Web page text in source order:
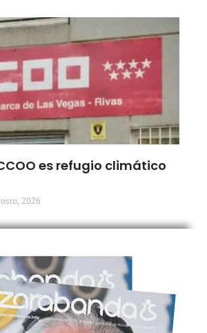
es refugio climático
2026